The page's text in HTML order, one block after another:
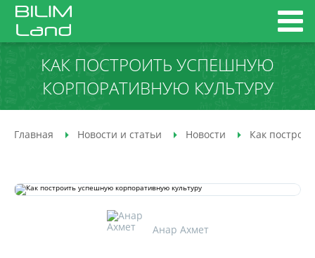
КАК ПОСТРОИТЬ УСПЕШНУЮ
КОРПОРАТИВНУЮ КУЛЬТУРУ
Главная Новости и статьи Новости Как
Анар Ахмет